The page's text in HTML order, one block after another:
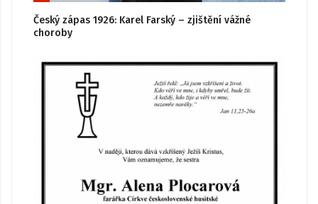
Český zápas 1926: Karel Farský – zjištění vážné
choroby